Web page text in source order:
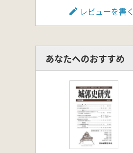
レビューを書く
あなたへのおすすめ